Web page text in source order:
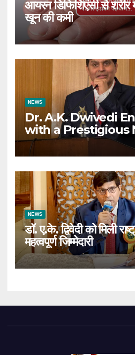
आयरन डिफिशिएंसी से शरीर
खून की कमी
NEWS
Dr. A.K. Dwivedi
with a Prestigious
Responsibility
NEWS
डॉ. ए.के. द्विवेदी को मिली
महत्वपूर्ण जिम्मेदारी